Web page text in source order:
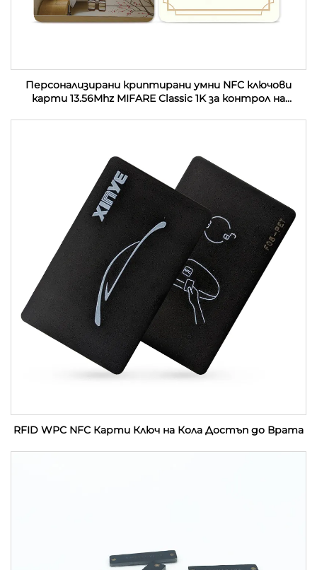
Персонализирани криптирани умни NFC ключови
карти 13.56Mhz MIFARE Classic 1K за контрол на
RFID WPC NFC Карти Ключ на Кола Достъп до Врата